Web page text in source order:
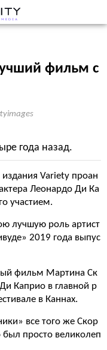
фильм с
года назад.
Variety проан
Леонардо Ди Ка
участием.
лучшую роль артист
2019 года выпус
фильм Мартина Ск
Каприо в главной р
в Каннах.
все того же Скор
был просто великолеп